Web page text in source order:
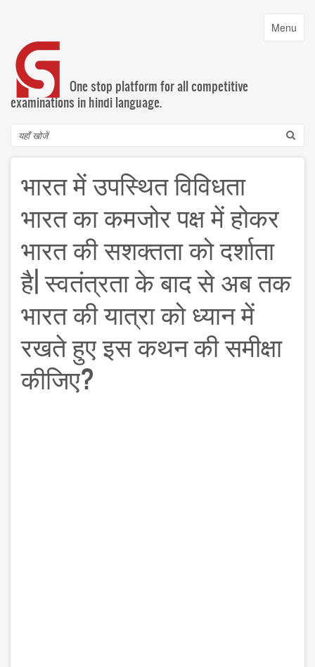
content
Toggle
Menu
One stop platform for all competitive
examinations in hindi language.
Search
भारत में उपस्थित विविधता
भारत का कमजोर पक्ष में होकर
भारत की सशक्तता को दर्शाता
है| स्वतंत्रता के बाद से अब तक
भारत की यात्रा को ध्यान में
रखते हुए इस कथन की समीक्षा
कीजिए?